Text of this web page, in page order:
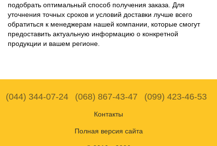
подобрать оптимальный способ получения заказа. Для
уточнения точных сроков и условий доставки лучше всего
обратиться к менеджерам нашей компании, которые смогут
предоставить актуальную информацию о конкретной
продукции и вашем регионе.
(044) 344-07-24 (068) 867-43-47 (099) 423-46-53
Контакты
Полная версия сайта